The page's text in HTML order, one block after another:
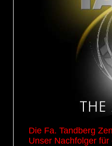
Die Fa. Tandberg
Unser Nachfolger